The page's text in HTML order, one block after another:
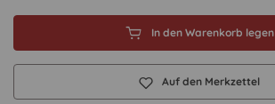
In den Warenkorb legen
Auf den Merkzettel